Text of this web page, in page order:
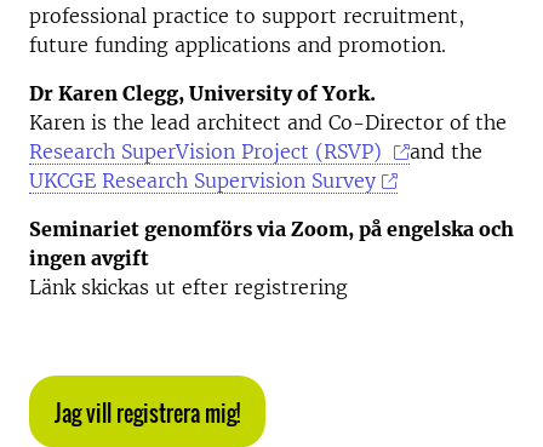
professional practice to support recruitment,
future funding applications and promotion.
Dr Karen Clegg, University of York.
Karen is the lead architect and Co-Director of the
Research SuperVision Project (RSVP)
and the
UKCGE Research Supervision Survey
Seminariet genomförs via Zoom, på engelska och
ingen avgift
Länk skickas ut efter registrering
Jag vill registrera mig!